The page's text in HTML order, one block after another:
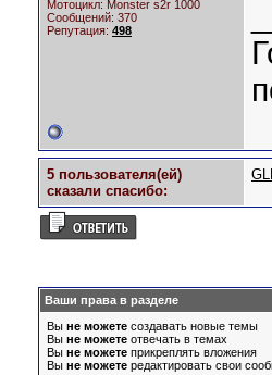
Мотоцикл: Monster s2r 1000
Сообщений: 370
Репутация: 498
5 пользователя(ей)
сказали cпасибо:
Ваши права в разделе
Вы не можете создавать новые темы
Вы не можете отвечать в темах
Вы не можете прикреплять вложения
Вы не можете редактировать свои